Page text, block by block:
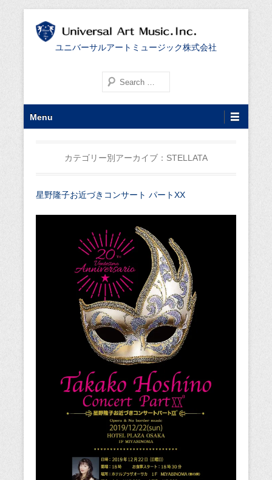
ユニバーサルアートミュージック株式会社
検索する
第1メニュー
コンテンツへ移動
Menu
カテゴリー別アーカイブ： STELLATA
星野隆子お近づきコンサート パートXX